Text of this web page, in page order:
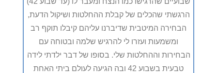
הרגשתי שהכלים של קבלת ההחלטות ושיקול הדעת,
הבחירה המיטבית שדיברנו עליהם קיבלו תוקף רב
ומשמעות ועזרו לי להרגיש שלמה ובטוחה עם
הבחירות וההחלטות שלי. בסופו של דבר ילדתי לידה
טבעית בשבוע 42 ובה הגיעה לעולם ביתי האחת